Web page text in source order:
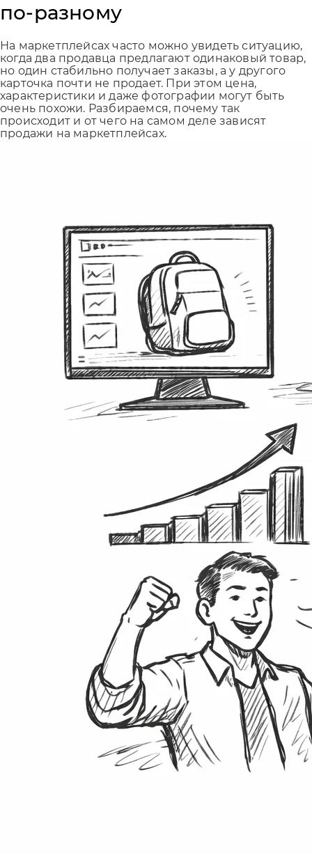
по-разному
На маркетплейсах часто можно увидеть ситуацию,
когда два продавца предлагают одинаковый товар,
но один стабильно получает заказы, а у другого
карточка почти не продает. При этом цена,
характеристики и даже фотографии могут быть
очень похожи. Разбираемся, почему так
происходит и от чего на самом деле зависят
продажи на маркетплейсах.